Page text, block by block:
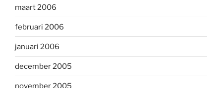
maart 2006
februari 2006
januari 2006
december 2005
november 2005